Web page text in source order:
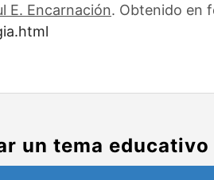
E. Encarnación. Obtenido en
un tema educativo